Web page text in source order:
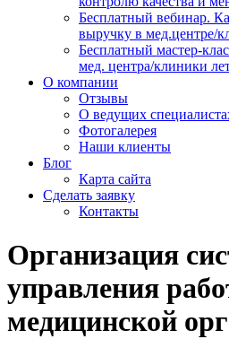
Бесплатный вебинар.
выручку в мед.центре/
Бесплатный мастер-
мед. центра/клиники
О компании
Отзывы
О ведущих
Фотогалерея
Наши клиенты
Блог
Карта сайта
Сделать заявку
Контакты
Организация
управления
медицинской